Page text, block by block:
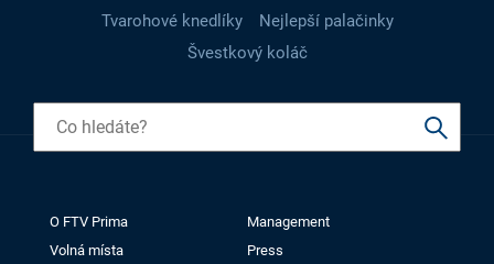
Tvarohové knedlíky
Nejlepší palačinky
Švestkový koláč
O FTV Prima
Management
Volná místa
Press